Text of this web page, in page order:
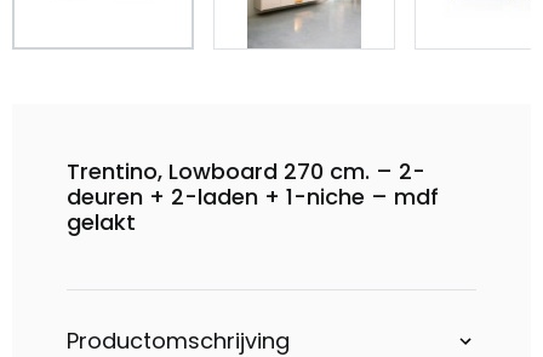
Trentino, Lowboard 270 cm. – 2-
deuren + 2-laden + 1-niche – mdf
gelakt
Productomschrijving